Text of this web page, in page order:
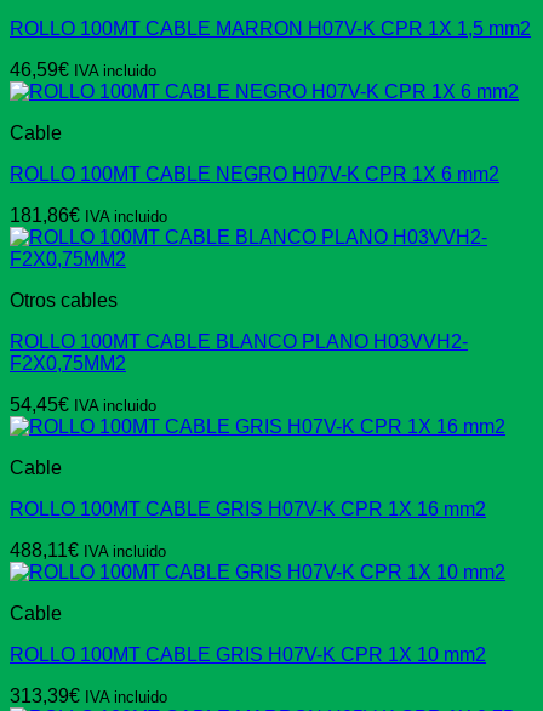
ROLLO 100MT CABLE MARRON H07V-K CPR 1X 1,5 mm2
46,59€ IVA incluido
Cable
ROLLO 100MT CABLE NEGRO H07V-K CPR 1X 6 mm2
181,86€ IVA incluido
Otros cables
ROLLO 100MT CABLE BLANCO PLANO H03VVH2-
F2X0,75MM2
54,45€ IVA incluido
Cable
ROLLO 100MT CABLE GRIS H07V-K CPR 1X 16 mm2
488,11€ IVA incluido
Cable
ROLLO 100MT CABLE GRIS H07V-K CPR 1X 10 mm2
313,39€ IVA incluido